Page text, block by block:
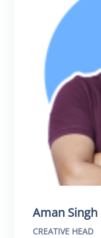
Aman Singh
CREATIVE HEAD